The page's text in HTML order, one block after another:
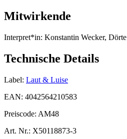
Mitwirkende
Interpret*in: Konstantin Wecker,
Technische Details
Label: Laut & Luise
EAN: 4042564210583
Preiscode: AM48
Art. Nr.: X50118873-3